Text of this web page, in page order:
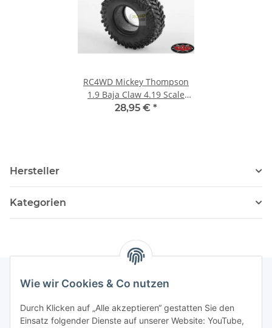
Wie wir Cookies & Co nutzen
Durch Klicken auf „Alle akzeptieren“ gestatten Sie den
Einsatz folgender Dienste auf unserer Website: YouTube,
RC4WD Mickey Thompson
1.9 Baja Claw 4.19 Scale
Tires (pair) Z-T0060
28,95 € *
Hersteller
Kategorien
Informationen